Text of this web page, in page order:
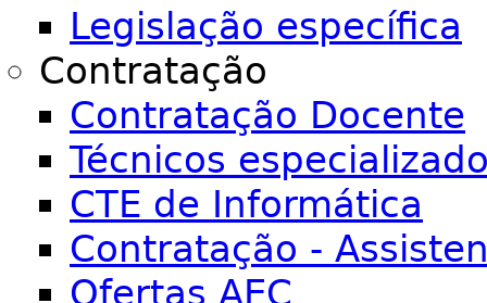
Legislação específica
Contratação
Contratação Docente
Técnicos
CTE de Informática
Contratação -
Ofertas AEC